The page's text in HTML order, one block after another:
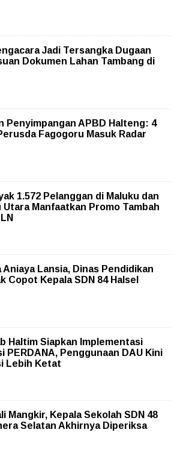
Jadi Tersangka Dugaan
Dokumen Lahan Tambang di
Penyimpangan APBD Halteng: 4
Fagogoru Masuk Radar
1.572 Pelanggan di Maluku dan
Utara Manfaatkan Promo Tambah
Aniaya Lansia, Dinas Pendidikan
Copot Kepala SDN 84 Halsel
Haltim Siapkan Implementasi
PERDANA, Penggunaan DAU Kini
Lebih Ketat
Mangkir, Kepala Sekolah SDN 48
Selatan Akhirnya Diperiksa